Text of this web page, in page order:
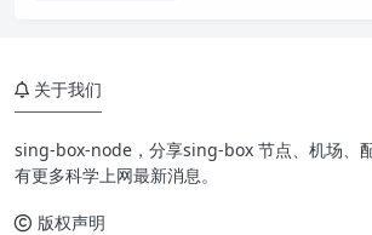
关于我们
sing-box-node，分享sing-box 节点、机场、
有更多科学上网最新消息。
版权声明